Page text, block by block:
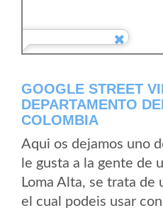
GOOGLE STREET
DEPARTAMENTO
COLOMBIA
Aqui os dejamos uno
le gusta a la gente de
Loma Alta, se trata
el cual podeis usar